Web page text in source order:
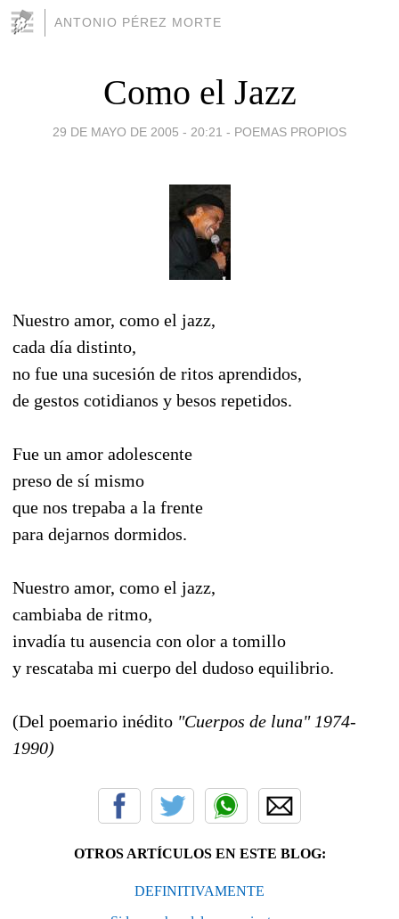
ANTONIO PÉREZ MORTE
Como el Jazz
29 DE MAYO DE 2005 - 20:21 - POEMAS PROPIOS
Nuestro amor, como el jazz,
cada día distinto,
no fue una sucesión de ritos aprendidos,
de gestos cotidianos y besos repetidos.
Fue un amor adolescente
preso de sí mismo
que nos trepaba a la frente
para dejarnos dormidos.
Nuestro amor, como el jazz,
cambiaba de ritmo,
invadía tu ausencia con olor a tomillo
y rescataba mi cuerpo del dudoso equilibrio.
(Del poemario inédito "Cuerpos de luna" 1974-
1990)
OTROS ARTÍCULOS EN ESTE BLOG:
DEFINITIVAMENTE